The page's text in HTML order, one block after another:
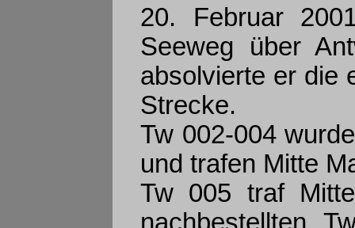
20. Februar
Seeweg über
absolvierte er die
Strecke.
Tw 002-004
und trafen Mitte
Tw 005 traf
nachbestellten